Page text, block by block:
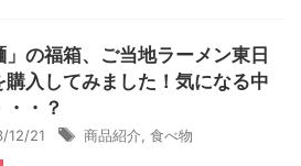
」の福箱、ご当地ラーメン東日
購入してみました！気になる中
・？
12/21 商品紹介 食べ物